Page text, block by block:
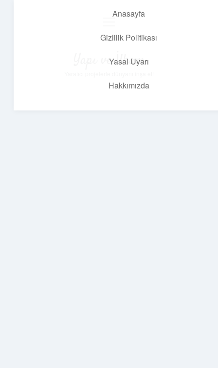
Anasayfa
Gizlilik Politikası
Yasal Uyarı
Hakkımızda
Yapı ve İlham